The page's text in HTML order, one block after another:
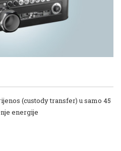
(custody transfer) u samo 45
energije